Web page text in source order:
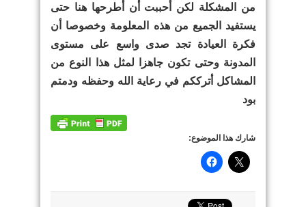
من المشكلة لكن أحببت أن أطرحها هنا حتى
يستفيد الجميع من هذه المعلومة وخصوصا أن
فكرة العيادة تجد صدى واسع على مستوى
المدونة وحتى تكون جاهزا لمثل هذا النوع من
المشاكل أترككم في رعاية الله وحفظه ودمتم
بود
شارك هذا الموضوع: